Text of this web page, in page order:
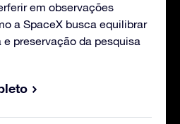
em observações
a SpaceX busca equilibrar
preservação da pesquisa